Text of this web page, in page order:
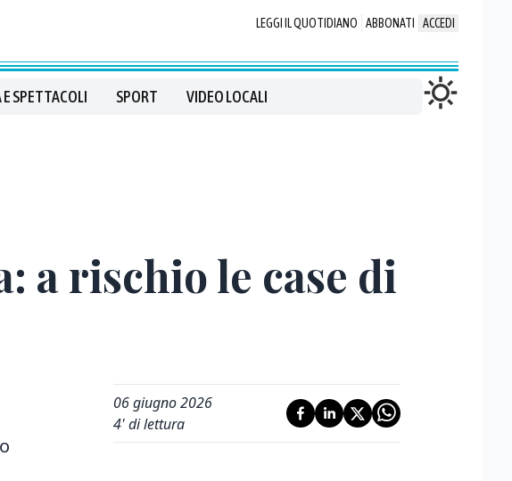
LEGGI IL QUOTIDIANO ABBONATI ACCEDI
E SPETTACOLI SPORT VIDEO LOCALI
a rischio le case di
06 giugno 2026
4' di lettura